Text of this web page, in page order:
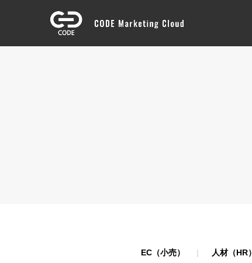
EC（小売） 人材（HR）